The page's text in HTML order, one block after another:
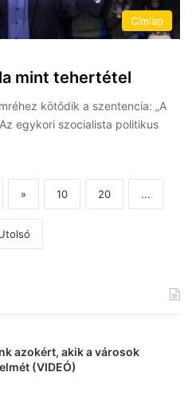
Címlap
mint tehertétel
kötődik a szentencia: „A
egykori szocialista politikus
» 10 20 ...
azokért, akik a városok
(VIDEÓ)